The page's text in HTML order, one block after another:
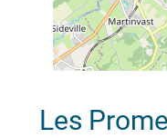
Les